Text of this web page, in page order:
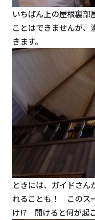
いちばん上の屋根裏部
ことはできませんが、
きます。
ときには、ガイドさん
れることも！ このス
け!? 開けると何が起